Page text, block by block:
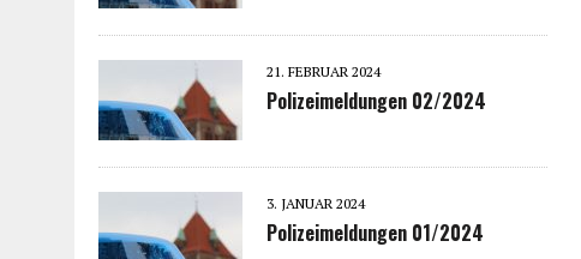
21. FEBRUAR 2024
Polizeimeldungen 02/2024
3. JANUAR 2024
Polizeimeldungen 01/2024